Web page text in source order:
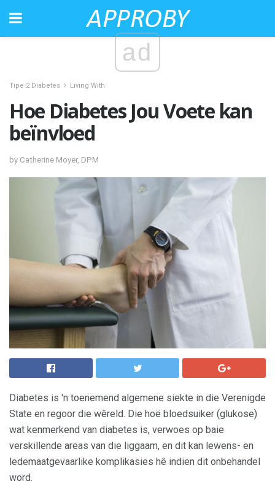
ad
Tipe 2 Diabetes Living With
Hoe Diabetes Jou Voete kan
beïnvloed
by Catherine Moyer, DPM
Diabetes is 'n toenemend algemene siekte in die Verenigde
State en regoor die wêreld. Die hoë bloedsuiker (glukose)
wat kenmerkend van diabetes is, verwoes op baie
verskillende areas van die liggaam, en dit kan lewens- en
ledemaatgevaarlike komplikasies hê indien dit onbehandel
word.